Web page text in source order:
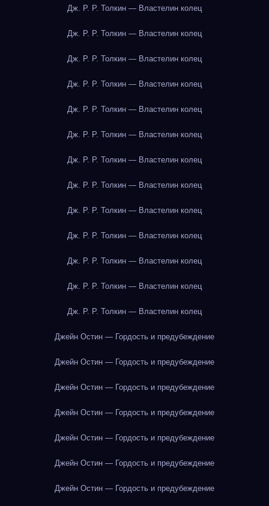
Дж. Р. Р. Толкин — Властелин колец
Дж. Р. Р. Толкин — Властелин колец
Дж. Р. Р. Толкин — Властелин колец
Дж. Р. Р. Толкин — Властелин колец
Дж. Р. Р. Толкин — Властелин колец
Дж. Р. Р. Толкин — Властелин колец
Дж. Р. Р. Толкин — Властелин колец
Дж. Р. Р. Толкин — Властелин колец
Дж. Р. Р. Толкин — Властелин колец
Дж. Р. Р. Толкин — Властелин колец
Дж. Р. Р. Толкин — Властелин колец
Дж. Р. Р. Толкин — Властелин колец
Дж. Р. Р. Толкин — Властелин колец
Джейн Остин — Гордость и предубеждение
Джейн Остин — Гордость и предубеждение
Джейн Остин — Гордость и предубеждение
Джейн Остин — Гордость и предубеждение
Джейн Остин — Гордость и предубеждение
Джейн Остин — Гордость и предубеждение
Джейн Остин — Гордость и предубеждение